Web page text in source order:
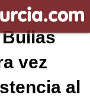
vez
al